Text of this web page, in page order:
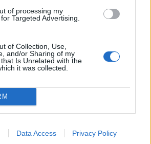
of processing my
Targeted Advertising.
of Collection, Use,
and/or Sharing of my
Is Unrelated with the
it was collected.
Data Access Privacy Policy
πρώτο εξάμηνο
06/08/26|18:39
Eurobank: Πιο ανθεκτική στο
πετρέλαιο, πιο ευάλωτη στο
φυσικό αέριο η Ευρώπη
06/08/26|17:34